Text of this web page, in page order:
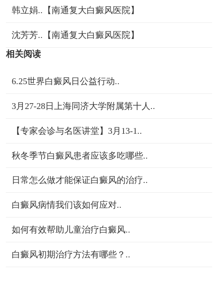
韩立娟..【南通复大白癜风医院】
沈芳芳..【南通复大白癜风医院】
相关阅读
6.25世界白癜风日公益行动..
3月27-28日上海同济大学附属第十人..
【专家会诊与名医讲堂】3月13-1..
秋冬季节白癜风患者应该多吃哪些..
日常怎么做才能保证白癜风的治疗..
白癜风病情我们该如何应对..
如何有效帮助儿童治疗白癜风..
白癜风初期治疗方法有哪些？..